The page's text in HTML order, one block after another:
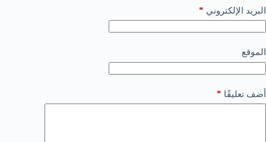
البريد الإلكتروني *
الموقع
أضف تعليقًا *